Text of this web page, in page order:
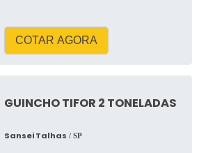
COTAR AGORA
GUINCHO TIFOR 2 TONELADAS
Sansei Talhas / SP